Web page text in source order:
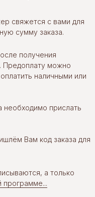
свяжется с вами для
сумму заказа.
получения
Предоплату можно
наличными или
необходимо прислать
Вам код заказа для
а только